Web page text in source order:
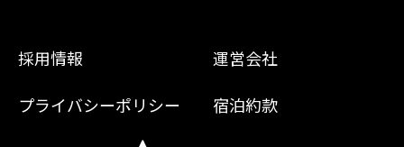
採用情報 運営会社
プライバシーポリシー 宿泊約款